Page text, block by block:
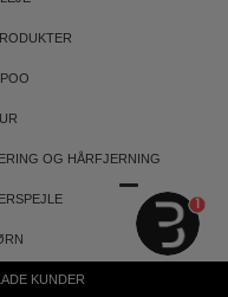
KUNDER
OG HÅRFJERNING
SAMLIV
1